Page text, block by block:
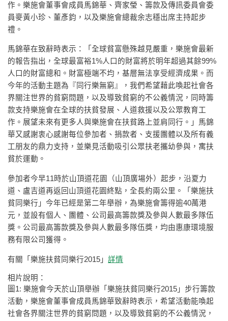
作。樂施會董事會成員馬錦華、齊家瑩、籌款及傳訊委員會委
員麥黃小珍、董彥鈞，以及樂施會總裁余志穩出席主持起步
禮。
馬錦華在致辭時表示：「全球貧富懸殊越見嚴重，樂施會最新
的報告指出，全球最富裕1%人口的財富將於明年超過其餘99%
人口的財富總和。財富極端不均，基層無法享受經濟成果。而
今年的活動主題為『同行樂無窮』，我們希望藉此喚起社會各
界關注世界的貧窮問題，以及導致貧窮的不公義情況，同時籌
款支持樂施會在全球的扶貧發展、人道救援以及公眾教育工
作。展望未來有更多人與樂施會在扶貧路上並肩同行。」馬錦
華又感謝衷心感謝每位參加者、捐款者、支援團體以及所有義
工朋友的鼎力支持，並樂見活動吸引公眾扶老攜幼參與，寓扶
貧於運動。
參加者今早11時於山頂道花園（山頂廣場外）起步，沿夏力
道、盧吉道再返回山頂道花園終點，全長約兩公里。「樂施扶
貧同樂行」今年已經是第二年舉辦，為樂施會籌得逾40萬港
元，並設有個人、團體、公司最高籌款獎及參與人數最多隊伍
獎。公司最高籌款獎及參與人數最多隊伍獎，均由惠康環境服
務有限公司獲得。
有關「樂施扶貧同樂行2015」 詳情
相片說明：
圖1: 樂施會今天於山頂舉辦「樂施扶貧同樂行2015」步行籌款
活動，樂施會董事會成員馬錦華致辭時表示，希望活動能喚起
社會各界關注世界的貧窮問題，以及導致貧窮的不公義情況，